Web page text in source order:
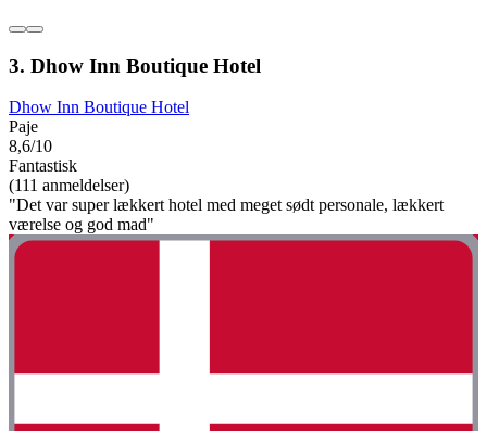
3. Dhow Inn Boutique Hotel
Dhow Inn Boutique Hotel
Paje
8,6/10
Fantastisk
(111 anmeldelser)
"Det var super lækkert hotel med meget sødt personale, lækkert
værelse og god mad"